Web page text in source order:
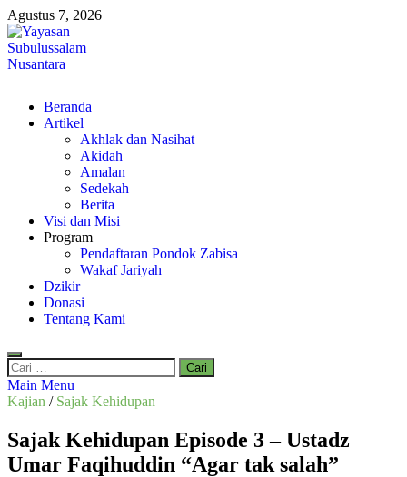
Skip
to
content
Agustus 7, 2026
Yayasan Subulussalam Nusantara
Yayasan Subulussalam Nusantara – Rumah Tahfidz Zabisa (Zaid bin
Tsabit) Temanggung – Tebar Manfaat untuk Ummat
Beranda
Artikel
Akhlak dan Nasihat
Akidah
Amalan
Sedekah
Berita
Visi dan Misi
Program
Pendaftaran Pondok Zabisa
Wakaf Jariyah
Dzikir
Donasi
Tentang Kami
Cari
untuk:
Main Menu
Kajian / Sajak Kehidupan
Sajak Kehidupan Episode 3 – Ustadz
Umar Faqihuddin “Agar tak salah”